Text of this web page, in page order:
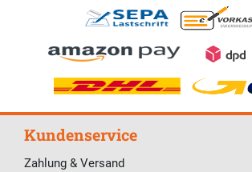
Kundenservice
Zahlung & Versand